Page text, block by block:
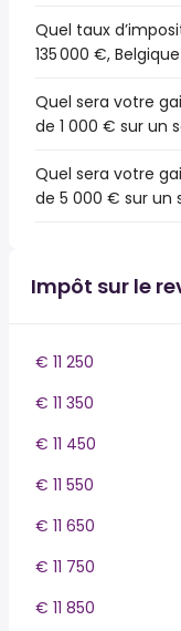
Quel taux
135 000 €,
Quel sera votre
de 1 000 € sur un
Quel sera votre
de 5 000 € sur un
Impôt sur le
€ 11 250
€ 11 350
€ 11 450
€ 11 550
€ 11 650
€ 11 750
€ 11 850